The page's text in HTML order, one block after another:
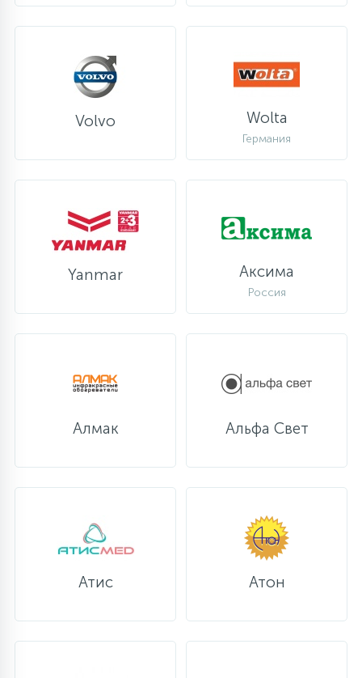
Volvo Wolta
Германия
Yanmar Аксима
Россия
Алмак Альфа Свет
Атис Атон